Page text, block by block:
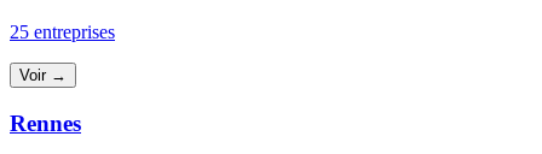
25 entreprises
Voir →
Rennes